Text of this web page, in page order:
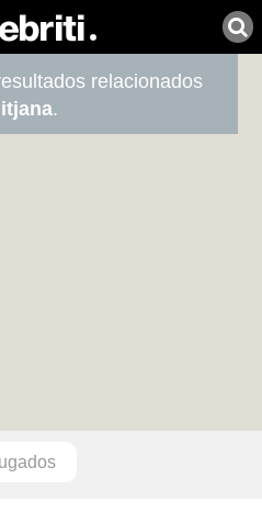
relacionados
.